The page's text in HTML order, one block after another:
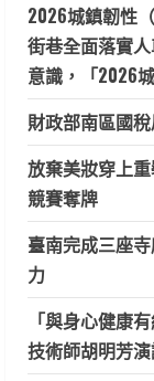
2026城鎮韌性
街巷全面落實
意識，「2026
財政部南區國
放棄美妝穿上
競賽奪牌
臺南完成三座
力
「與身心健康
技術師胡明芳